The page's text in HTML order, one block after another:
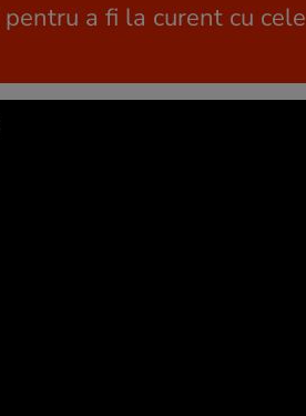
pentru a fi la curent cu cele